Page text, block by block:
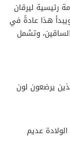
رئيسية ليرقان
ويبدأ هذا عادةً في
وتشمل
يرضعون لون
عديم